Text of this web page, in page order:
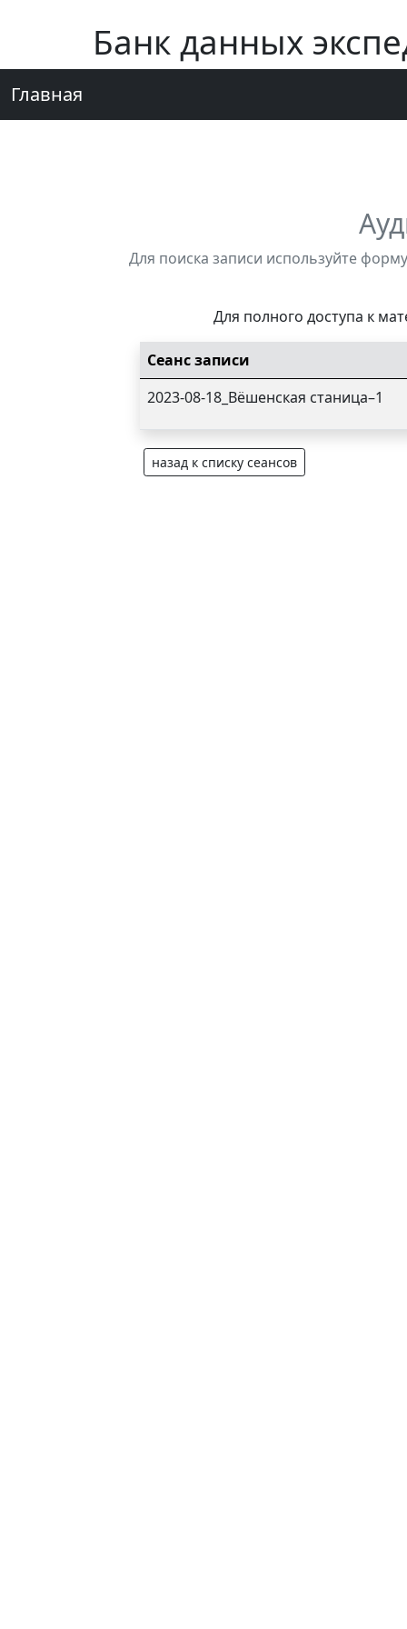
Банк данных
Главная
Для поиска записи используйте
Для полного доступа к
Сеанс записи
2023-08-18_Вёшенская станица–1
назад к списку сеансов